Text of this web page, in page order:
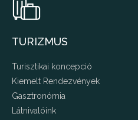
TURIZMUS
Turisztikai koncepció
Kiemelt Rendezvények
Gasztronómia
Látnivalóink